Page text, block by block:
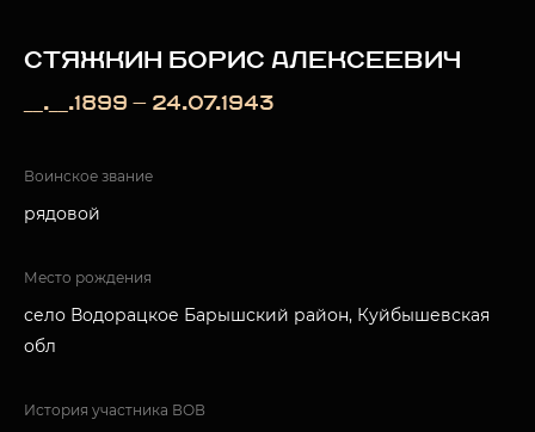
СТЯЖКИН БОРИС АЛЕКСЕЕВИЧ
__.__.1899 — 24.07.1943
Воинское звание
рядовой
Место рождения
село Водорацкое Барышский район, Куйбышевская
обл
История участника ВОВ